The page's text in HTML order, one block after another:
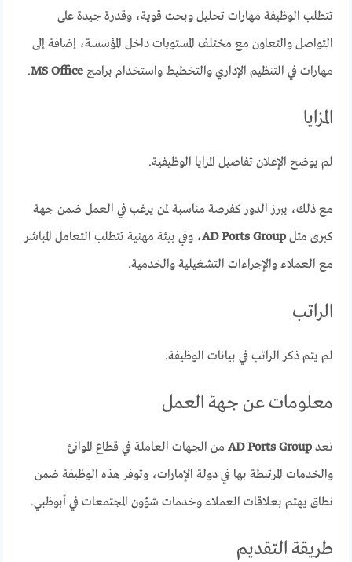
تتطلب الوظيفة مهارات تحليل وبحث قوية، وقدرة جيدة على
التواصل والتعاون مع مختلف المستويات داخل المؤسسة، إضافة إلى
مهارات في التنظيم الإداري والتخطيط واستخدام برامجMS Office
.
المزايا
لم يوضح الإعلان تفاصيل المزايا الوظيفية.
مع ذلك، يبرز الدور كفرصة مناسبة لمن يرغب في العمل ضمن جهة
كبرى مثلAD Ports Group، وفي بيئة مهنية تتطلب التعامل المباشر
مع العملاء والإجراءات التشغيلية والخدمية.
الراتب
لم يتم ذكر الراتب في بيانات الوظيفة.
معلومات عن جهة العمل
تعدAD Ports Group من الجهات العاملة في قطاع الموانئ
والخدمات المرتبطة بها في دولة الإمارات، وتوفر هذه الوظيفة ضمن
نطاق يهتم بعلاقات العملاء وخدمات شؤون المجتمعات في أبوظبي.
طريقة التقديم